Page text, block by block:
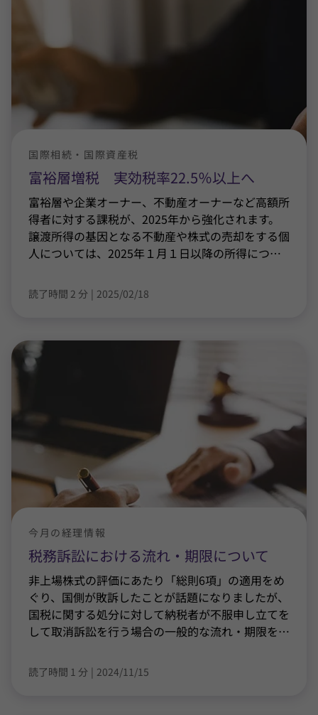
富裕層増税 実効税率22.5％以上へ
国際相続・国際資産税
富裕層や企業オーナー、不動産オーナーなど高額所
得者に対する課税が、2025年から強化されます。
譲渡所得の基因となる不動産や株式の売却をする個
人については、2025年１月１日以降の所得につ…
読了時間 2 分 | 2025/02/18
税務訴訟における流れ・期限について
今月の経理情報
非上場株式の評価にあたり「総則6項」の適用をめ
ぐり、国側が敗訴したことが話題になりましたが、
国税に関する処分に対して納税者が不服申し立てを
して取消訴訟を行う場合の一般的な流れ・期限を…
読了時間 1 分 | 2024/11/15